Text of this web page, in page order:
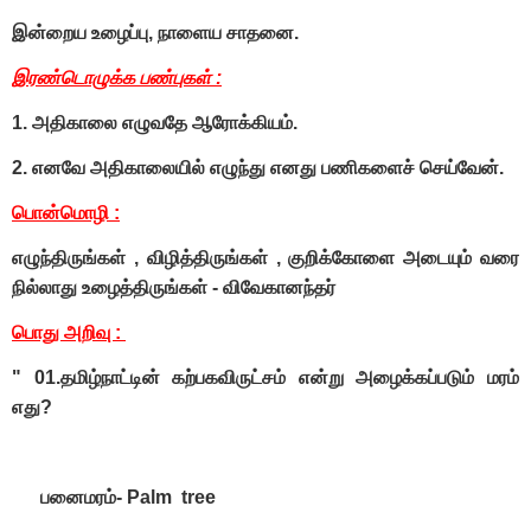
இன்றைய உழைப்பு, நாளைய சாதனை.
இரண்டொழுக்க பண்புகள் :
1. அதிகாலை எழுவதே ஆரோக்கியம்.
2. எனவே அதிகாலையில் எழுந்து எனது பணிகளைச் செய்வேன்.
பொன்மொழி :
எழுந்திருங்கள் , விழித்திருங்கள் , குறிக்கோளை அடையும் வரை
நில்லாது உழைத்திருங்கள் - விவேகானந்தர்
பொது அறிவு :
" 01.தமிழ்நாட்டின் கற்பகவிருட்சம் என்று அழைக்கப்படும் மரம்
எது?
பனைமரம்- Palm tree